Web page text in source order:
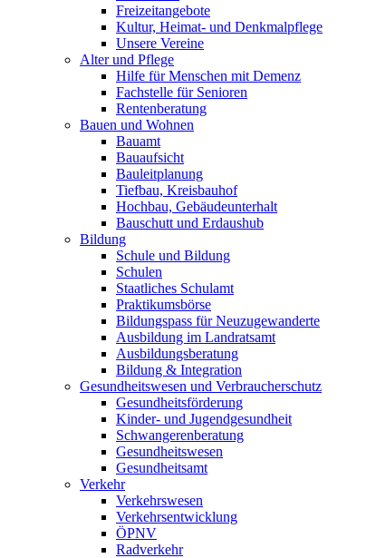
Freizeitangebote
Kultur, Heimat- und Denkmalpflege
Unsere Vereine
Alter und Pflege
Hilfe für Menschen mit Demenz
Fachstelle für Senioren
Rentenberatung
Bauen und Wohnen
Bauamt
Bauaufsicht
Bauleitplanung
Tiefbau, Kreisbauhof
Hochbau, Gebäudeunterhalt
Bauschutt und Erdaushub
Bildung
Schule und Bildung
Schulen
Staatliches Schulamt
Praktikumsbörse
Bildungspass für Neuzugewanderte
Ausbildung im Landratsamt
Ausbildungsberatung
Bildung & Integration
Gesundheitswesen und Verbraucherschutz
Gesundheitsförderung
Kinder- und Jugendgesundheit
Schwangerenberatung
Gesundheitswesen
Gesundheitsamt
Verkehr
Verkehrswesen
Verkehrsentwicklung
ÖPNV
Radverkehr